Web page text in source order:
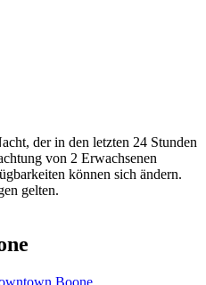
der in den letzten 24 Stunden
von 2 Erwachsenen
können sich ändern.
gelten.
Boone